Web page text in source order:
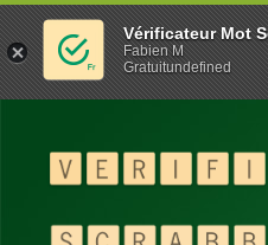
Vérificateur Mot
Fabien M
Gratuitundefined